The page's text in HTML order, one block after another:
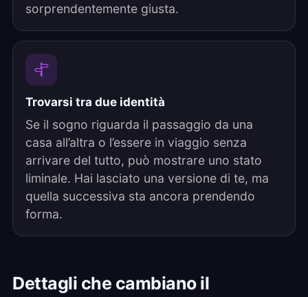
sorprendentemente giusta.
Trovarsi tra due identità
Se il sogno riguarda il passaggio da una
casa all’altra o l’essere in viaggio senza
arrivare del tutto, può mostrare uno stato
liminale. Hai lasciato una versione di te, ma
quella successiva sta ancora prendendo
forma.
Dettagli che cambiano il